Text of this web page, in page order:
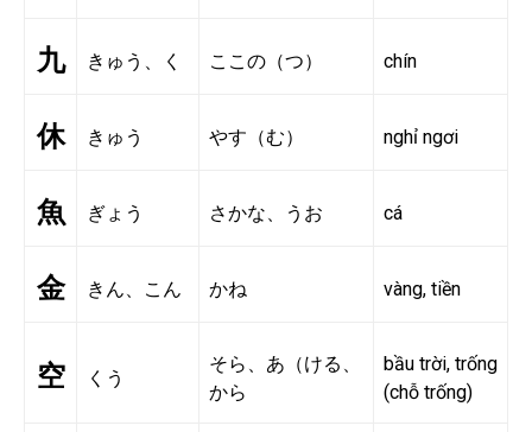
九 きゅう、く ここの（つ） chín
休 きゅう やす（む） nghỉ ngơi
魚 ぎょう さかな、うお cá
金 きん、こん かね vàng, tiền
空 くう
そら、あ（ける、
から
bầu trời, trống
(chỗ trống)